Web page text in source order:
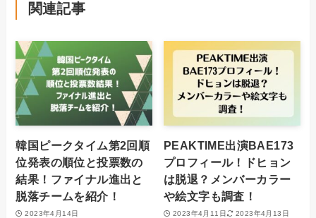
関連記事
韓国ピークタイム第2回順
位発表の順位と投票数の
結果！ファイナル進出と
脱落チームを紹介！
2023年4月14日
PEAKTIME出演BAE173
プロフィール！ドヒョン
は脱退？メンバーカラー
や絵文字も調査！
2023年4月11日 2023年4月13日